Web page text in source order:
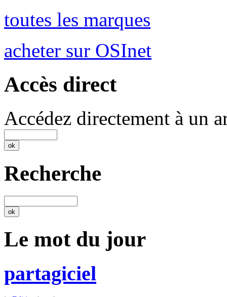
toutes les marques
acheter sur OSInet
Accès direct
Accédez directement à un
Recherche
Le mot du jour
partagiciel